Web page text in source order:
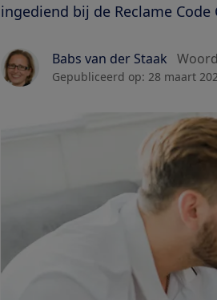
ingediend bij de Reclame
Babs van der Staak
Gepubliceerd op: 28 maart